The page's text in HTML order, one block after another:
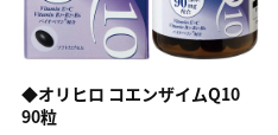
◆オリヒロ コエンザイムQ10
90粒